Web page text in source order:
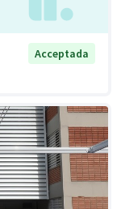
Acceptada